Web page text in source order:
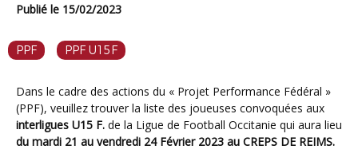
Publié le 15/02/2023
PPF PPF U15F
Dans le cadre des actions du « Projet Performance Fédéral »
(PPF), veuillez trouver la liste des joueuses convoquées aux
interligues U15 F. de la Ligue de Football Occitanie qui aura lieu
du mardi 21 au vendredi 24 Février 2023 au CREPS DE REIMS.